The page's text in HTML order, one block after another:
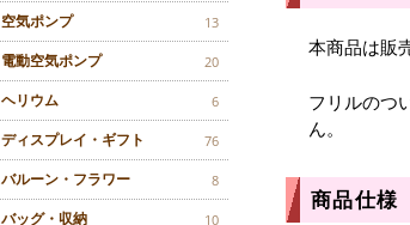
空気ポンプ 13
電動空気ポンプ 20
ヘリウム 6
ディスプレイ・ギフト 76
バルーン・フラワー 8
バッグ・収納 10
本商品は販
フリルのつ
ん。
商品仕様